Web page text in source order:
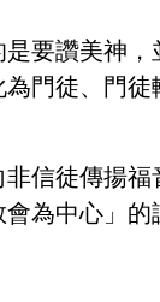
要讚美神
門徒、門徒
信徒傳揚
為中心」